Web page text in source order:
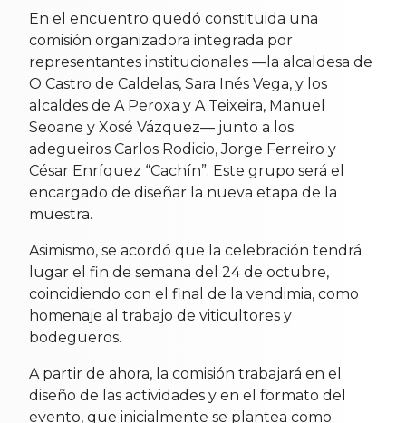
En el encuentro quedó constituida una
comisión organizadora integrada por
representantes institucionales —la alcaldesa de
O Castro de Caldelas, Sara Inés Vega, y los
alcaldes de A Peroxa y A Teixeira, Manuel
Seoane y Xosé Vázquez— junto a los
adegueiros Carlos Rodicio, Jorge Ferreiro y
César Enríquez “Cachín”. Este grupo será el
encargado de diseñar la nueva etapa de la
muestra.
Asimismo, se acordó que la celebración tendrá
lugar el fin de semana del 24 de octubre,
coincidiendo con el final de la vendimia, como
homenaje al trabajo de viticultores y
bodegueros.
A partir de ahora, la comisión trabajará en el
diseño de las actividades y en el formato del
evento, que inicialmente se plantea como